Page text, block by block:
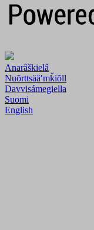
Anarâškielâ
Nuõrttsääʹmǩiõll
Davvisámegiella
Suomi
English